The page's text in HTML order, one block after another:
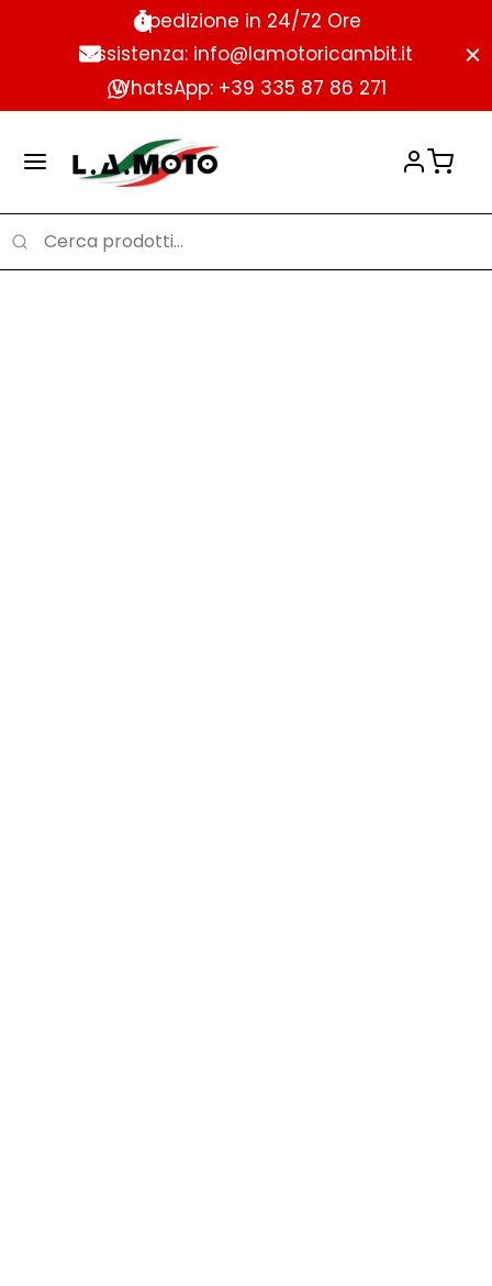
Spedizione in 24/72 Ore
Assistenza: info@lamotoricambit.it
WhatsApp: +39 335 87 86 271